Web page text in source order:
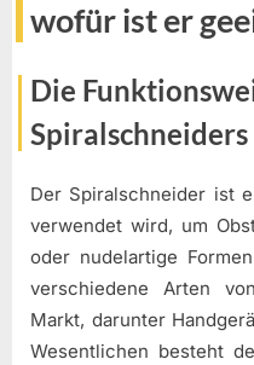
wofür ist er
Die
Spiralschneiders
Der Spiralschneider ist
verwendet wird, um
oder nudelartige
verschiedene Arten
Markt, darunter
Wesentlichen besteht